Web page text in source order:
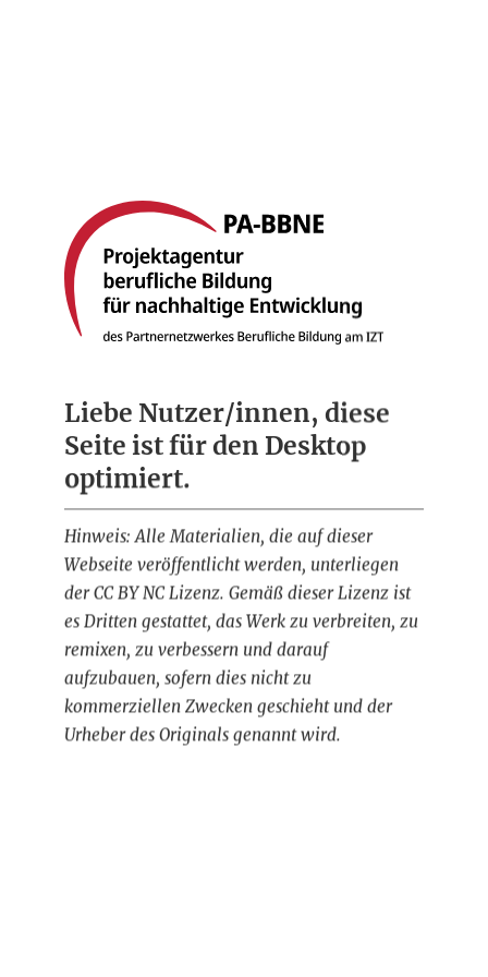
Liebe Nutzer/innen, diese
Seite ist für den Desktop
optimiert.
Hinweis: Alle Materialien, die auf dieser
Webseite veröffentlicht werden, unterliegen
der CC BY NC Lizenz. Gemäß dieser Lizenz ist
es Dritten gestattet, das Werk zu verbreiten, zu
remixen, zu verbessern und darauf
aufzubauen, sofern dies nicht zu
kommerziellen Zwecken geschieht und der
Urheber des Originals genannt wird.